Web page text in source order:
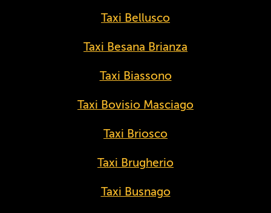
Taxi Bellusco
Taxi Besana Brianza
Taxi Biassono
Taxi Bovisio Masciago
Taxi Briosco
Taxi Brugherio
Taxi Busnago